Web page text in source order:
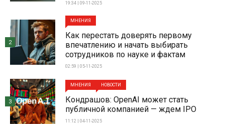
19:34 | 09-11-2025
МНЕНИЯ
Как перестать доверять первому
впечатлению и начать выбирать
сотрудников по науке и фактам
02:59 | 05-11-2025
2
МНЕНИЯ НОВОСТИ
Кондрашов: OpenAI может стать
публичной компанией — ждем IPO
11:12 | 04-11-2025
3